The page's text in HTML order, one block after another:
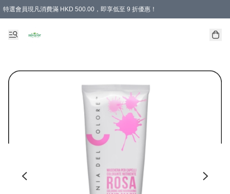
特選會員現凡消費滿 HKD 500.00，即享低至 9 折優惠！